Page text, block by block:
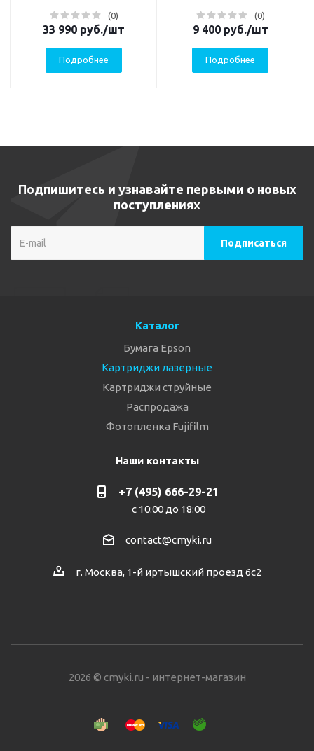
(0)
33 990 руб./шт
Подробнее
(0)
9 400руб./шт
Подробнее
Подпишитесь и узнавайте первыми о новых
поступлениях
Каталог
Бумага Epson
Картриджи лазерные
Картриджи струйные
Распродажа
Фотопленка Fujifilm
Наши контакты
+7 (495) 666-29-21
с 10:00 до 18:00
contact@cmyki.ru
г. Москва, 1-й иртышский проезд 6с2
2026 © cmyki.ru - интернет-магазин